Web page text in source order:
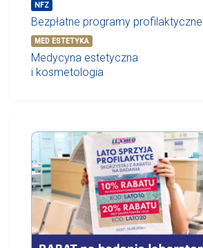
NFZ
Bezpłatne programy profilaktyczne
MED ESTETYKA
Medycyna estetyczna
i kosmetologia